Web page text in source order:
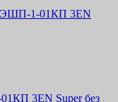
ЭШП-1-01КП 3EN